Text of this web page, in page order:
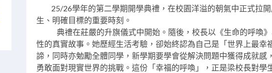
25/26學年的第二學期開學典禮，在校園洋溢的朝氣中正式拉開
生、明確目標的重要時刻。
典禮在莊嚴的升旗儀式中開始。隨後，校長以《生命的呼喚》
性的真實故事。她歷經生活考驗，卻始終認為自己是「世界上最
諦，同時亦勉勵全體同學，新學期要學會從解決問題中獲得成就
勇敢面對現實世界的挑戰。這份「幸福的呼喚」，正是梁校長對學